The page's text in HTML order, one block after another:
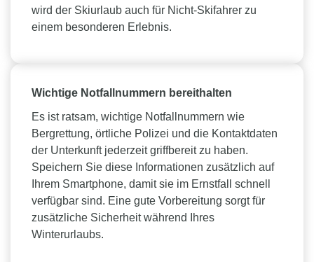
wird der Skiurlaub auch für Nicht-Skifahrer zu
einem besonderen Erlebnis.
Wichtige Notfallnummern bereithalten
Es ist ratsam, wichtige Notfallnummern wie
Bergrettung, örtliche Polizei und die Kontaktdaten
der Unterkunft jederzeit griffbereit zu haben.
Speichern Sie diese Informationen zusätzlich auf
Ihrem Smartphone, damit sie im Ernstfall schnell
verfügbar sind. Eine gute Vorbereitung sorgt für
zusätzliche Sicherheit während Ihres
Winterurlaubs.